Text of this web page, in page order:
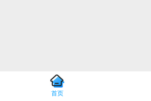
首页